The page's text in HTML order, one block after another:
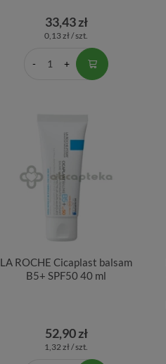
33,43 zł
0,13 zł / szt.
LA ROCHE Cicaplast balsam
B5+ SPF50 40 ml
52,90 zł
1,32 zł / szt.